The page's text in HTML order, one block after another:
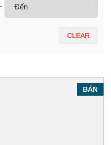
CLEAR
BÁN